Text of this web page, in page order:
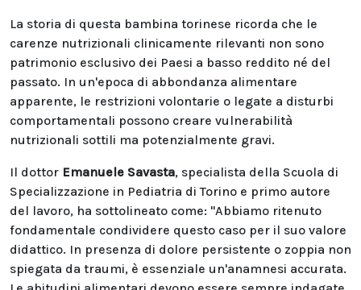
La storia di questa bambina torinese ricorda che le
carenze nutrizionali clinicamente rilevanti non sono
patrimonio esclusivo dei Paesi a basso reddito né del
passato. In un'epoca di abbondanza alimentare
apparente, le restrizioni volontarie o legate a disturbi
comportamentali possono creare vulnerabilità
nutrizionali sottili ma potenzialmente gravi.
Il dottor Emanuele Savasta, specialista della Scuola di
Specializzazione in Pediatria di Torino e primo autore
del lavoro, ha sottolineato come: "Abbiamo ritenuto
fondamentale condividere questo caso per il suo valore
didattico. In presenza di dolore persistente o zoppia non
spiegata da traumi, è essenziale un'anamnesi accurata.